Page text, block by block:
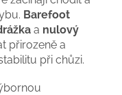
Barefoot
a nulový
přirozeně a
při chůzi.